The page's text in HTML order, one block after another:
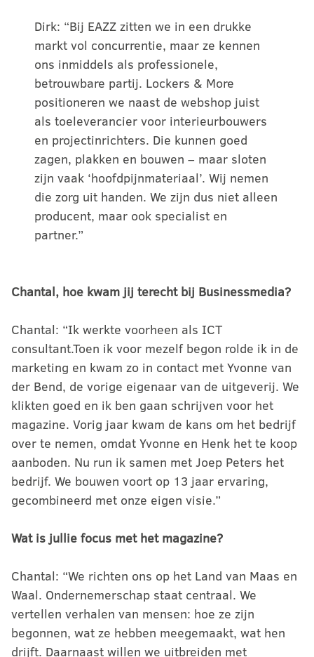
Dirk: “Bij EAZZ zitten we in een drukke
markt vol concurrentie, maar ze kennen
ons inmiddels als professionele,
betrouwbare partij. Lockers & More
positioneren we naast de webshop juist
als toeleverancier voor interieurbouwers
en projectinrichters. Die kunnen goed
zagen, plakken en bouwen – maar sloten
zijn vaak ‘hoofdpijnmateriaal’. Wij nemen
die zorg uit handen. We zijn dus niet alleen
producent, maar ook specialist en
partner.”
Chantal, hoe kwam jij terecht bij Businessmedia?
Chantal: “Ik werkte voorheen als ICT
consultant.Toen ik voor mezelf begon rolde ik in de
marketing en kwam zo in contact met Yvonne van
der Bend, de vorige eigenaar van de uitgeverij. We
klikten goed en ik ben gaan schrijven voor het
magazine. Vorig jaar kwam de kans om het bedrijf
over te nemen, omdat Yvonne en Henk het te koop
aanboden. Nu run ik samen met Joep Peters het
bedrijf. We bouwen voort op 13 jaar ervaring,
gecombineerd met onze eigen visie.”
Wat is jullie focus met het magazine?
Chantal: “We richten ons op het Land van Maas en
Waal. Ondernemerschap staat centraal. We
vertellen verhalen van mensen: hoe ze zijn
begonnen, wat ze hebben meegemaakt, wat hen
drijft. Daarnaast willen we uitbreiden met